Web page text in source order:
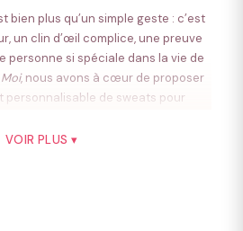
bien plus qu’un simple geste : c’est
un clin d’œil complice, une preuve
personne si spéciale dans la vie de
, nous avons à cœur de proposer
personnalisable de sweats pour
VOIR PLUS ▾